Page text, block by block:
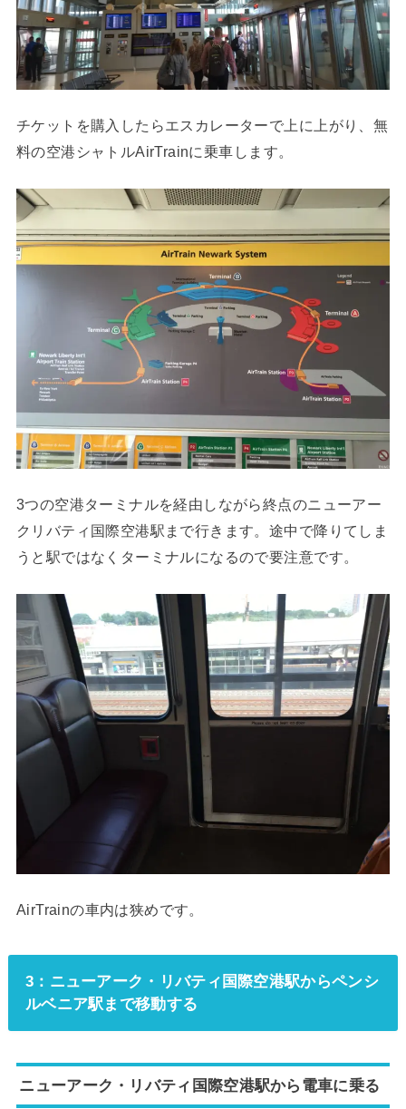
チケットを購入したらエスカレーターで上に上がり、無
料の空港シャトルAirTrainに乗車します。
3つの空港ターミナルを経由しながら終点のニューアー
クリバティ国際空港駅まで行きます。途中で降りてしま
うと駅ではなくターミナルになるので要注意です。
AirTrainの車内は狭めです。
3：ニューアーク・リバティ国際空港駅からペンシ
ルベニア駅まで移動する
ニューアーク・リバティ国際空港駅から電車に乗る